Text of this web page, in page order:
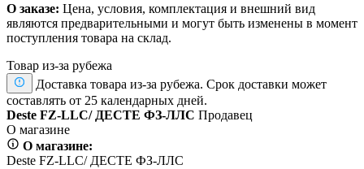
О заказе: Цена, условия, комплектация и внешний вид
являются предварительными и могут быть изменены в момент
поступления товара на склад.
Товар из-за рубежа
Доставка товара из-за рубежа. Срок доставки может
составлять от 25 календарных дней.
Deste FZ-LLC/ ДЕСТЕ ФЗ-ЛЛС Продавец
О магазине
О магазине:
Deste FZ-LLC/ ДЕСТЕ ФЗ-ЛЛС